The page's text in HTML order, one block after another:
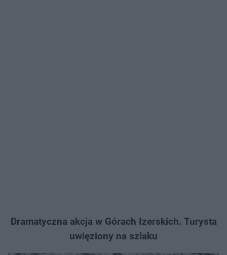
Dramatyczna akcja w Górach Izerskich. Turysta
uwięziony na szlaku